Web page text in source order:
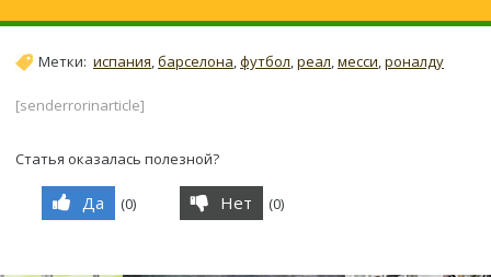
Метки: испания,барселона,футбол,реал,месси,роналду
[senderrorinarticle]
Статья оказалась полезной?
Да (0) Нет (0)